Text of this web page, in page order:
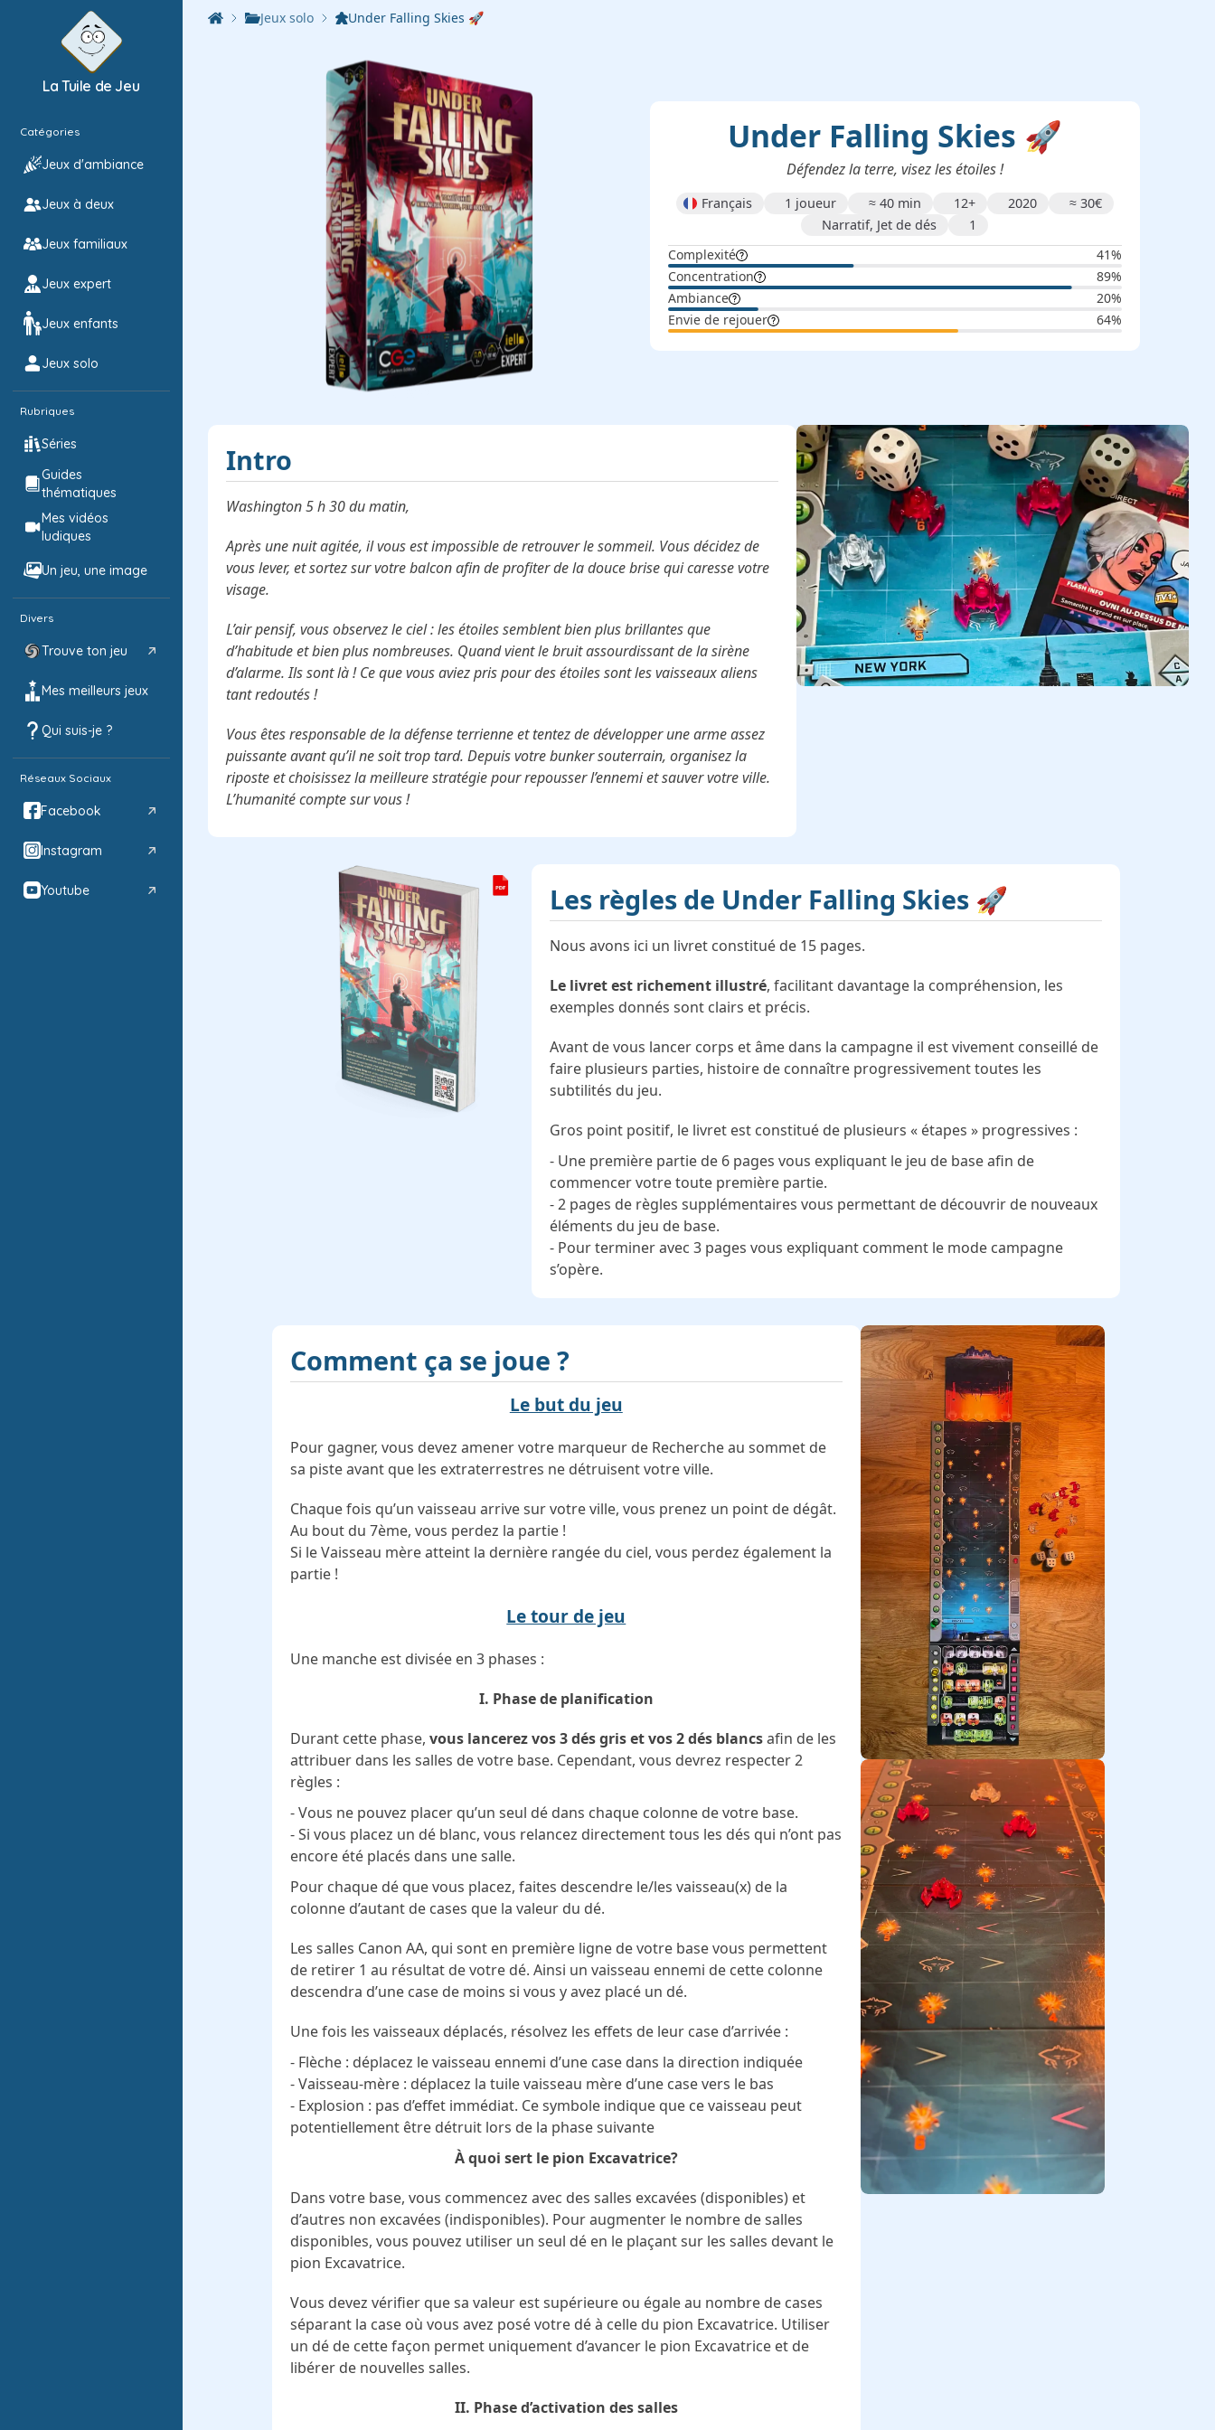
La Tuile de Jeu
Catégories
Jeux d'ambiance
Jeux à deux
Jeux familiaux
Jeux expert
Jeux enfants
Jeux solo
Rubriques
Séries
Guides
thématiques
Mes vidéos
ludiques
Un jeu, une image
Divers
Trouve ton jeu
Mes meilleurs jeux
Qui suis-je ?
Réseaux Sociaux
Facebook
Instagram
Youtube
Jeux solo Under Falling Skies 🚀
Under Falling Skies 🚀
Défendez la terre, visez les étoiles !
Français 1 joueur ≈ 40 min 12+ 2020 ≈ 30€
Narratif, Jet de dés
1
Complexité
41%
Concentration
89%
Ambiance
20%
Envie de rejouer
64%
Intro
Washington 5 h 30 du matin,
Après une nuit agitée, il vous est impossible de retrouver le sommeil. Vous décidez de
vous lever, et sortez sur votre balcon afin de profiter de la douce brise qui caresse votre
visage.
L’air pensif, vous observez le ciel : les étoiles semblent bien plus brillantes que
d’habitude et bien plus nombreuses. Quand vient le bruit assourdissant de la sirène
d’alarme. Ils sont là ! Ce que vous aviez pris pour des étoiles sont les vaisseaux aliens
tant redoutés !
Vous êtes responsable de la défense terrienne et tentez de développer une arme assez
puissante avant qu’il ne soit trop tard. Depuis votre bunker souterrain, organisez la
riposte et choisissez la meilleure stratégie pour repousser l’ennemi et sauver votre ville.
L’humanité compte sur vous !
Les règles de Under Falling Skies 🚀
Nous avons ici un livret constitué de 15 pages.
Le livret est richement illustré, facilitant davantage la compréhension, les
exemples donnés sont clairs et précis.
Avant de vous lancer corps et âme dans la campagne il est vivement conseillé de
faire plusieurs parties, histoire de connaître progressivement toutes les
subtilités du jeu.
Gros point positif, le livret est constitué de plusieurs « étapes » progressives :
- Une première partie de 6 pages vous expliquant le jeu de base afin de
commencer votre toute première partie.
- 2 pages de règles supplémentaires vous permettant de découvrir de nouveaux
éléments du jeu de base.
- Pour terminer avec 3 pages vous expliquant comment le mode campagne
s’opère.
Comment ça se joue ?
Le but du jeu
Pour gagner, vous devez amener votre marqueur de Recherche au sommet de
sa piste avant que les extraterrestres ne détruisent votre ville.
Chaque fois qu’un vaisseau arrive sur votre ville, vous prenez un point de dégât.
Au bout du 7ème, vous perdez la partie !
Si le Vaisseau mère atteint la dernière rangée du ciel, vous perdez également la
partie !
Le tour de jeu
Une manche est divisée en 3 phases :
I. Phase de planification
Durant cette phase, vous lancerez vos 3 dés gris et vos 2 dés blancsafin de les
attribuer dans les salles de votre base. Cependant, vous devrez respecter 2
règles :
- Vous ne pouvez placer qu’un seul dé dans chaque colonne de votre base.
- Si vous placez un dé blanc, vous relancez directement tous les dés qui n’ont pas
encore été placés dans une salle.
Pour chaque dé que vous placez, faites descendre le/les vaisseau(x) de la
colonne d’autant de cases que la valeur du dé.
Les salles Canon AA, qui sont en première ligne de votre base vous permettent
de retirer 1 au résultat de votre dé. Ainsi un vaisseau ennemi de cette colonne
descendra d’une case de moins si vous y avez placé un dé.
Une fois les vaisseaux déplacés, résolvez les effets de leur case d’arrivée :
- Flèche : déplacez le vaisseau ennemi d’une case dans la direction indiquée
- Vaisseau-mère : déplacez la tuile vaisseau mère d’une case vers le bas
- Explosion : pas d’effet immédiat. Ce symbole indique que ce vaisseau peut
potentiellement être détruit lors de la phase suivante
À quoi sert le pion Excavatrice?
Dans votre base, vous commencez avec des salles excavées (disponibles) et
d’autres non excavées (indisponibles). Pour augmenter le nombre de salles
disponibles, vous pouvez utiliser un seul dé en le plaçant sur les salles devant le
pion Excavatrice.
Vous devez vérifier que sa valeur est supérieure ou égale au nombre de cases
séparant la case où vous avez posé votre dé à celle du pion Excavatrice. Utiliser
un dé de cette façon permet uniquement d’avancer le pion Excavatrice et de
libérer de nouvelles salles.
II. Phase d’activation des salles